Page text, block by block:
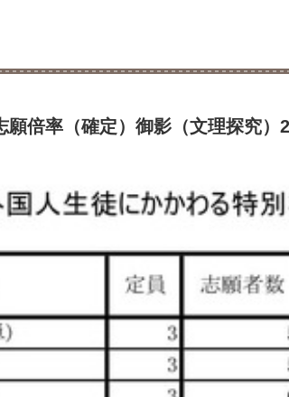
願倍率（確定）御影（文理探究